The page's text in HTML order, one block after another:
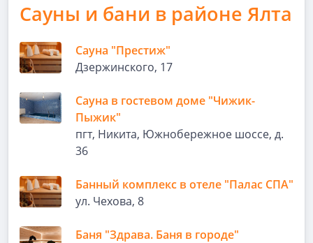
Сауны и бани в районе Ялта
Сауна "Престиж"
Дзержинского, 17
Сауна в гостевом доме "Чижик-
Пыжик"
пгт, Никита, Южнобережное шоссе, д.
36
Банный комплекс в отеле "Палас СПА"
ул. Чехова, 8
Баня "Здрава. Баня в городе"